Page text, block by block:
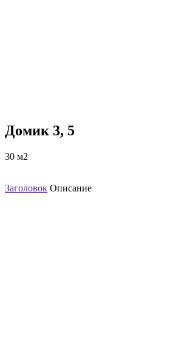
Домик 3, 5
30 м2
Заголовок Описание